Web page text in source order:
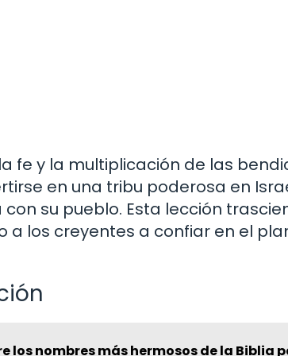
fe y la multiplicación de las
en una tribu poderosa en
su pueblo. Esta lección
los creyentes a confiar en el
los nombres más hermosos de la Biblia